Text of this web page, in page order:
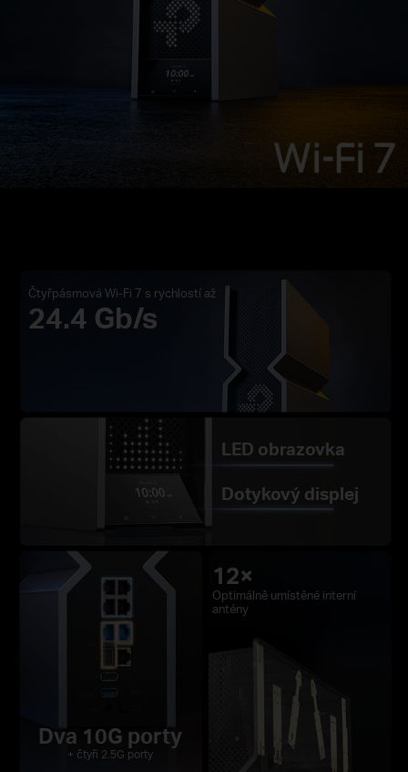
Čtyřpásmová Wi-Fi 7 s rychlostí až
24.4 Gb/s
Dva 10G porty
+ čtyři 2.5G porty
12×
Optimálně umístěné interní
antény
LED obrazovka
Dotykový displej